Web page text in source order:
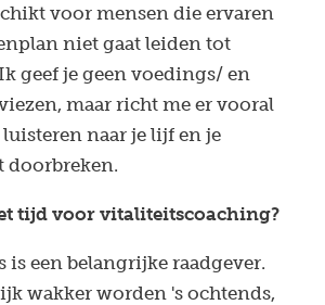
voor mensen die ervaren
niet gaat leiden tot
geef je geen voedings/ en
maar richt me er vooral
naar je lijf en je
doorbreken.
tijd voor vitaliteitscoaching?
is een belangrijke raadgever.
wakker worden 's ochtends,